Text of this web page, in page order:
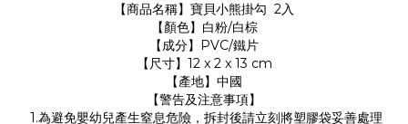
【商品名稱】寶貝小熊掛勾 2入
【顏色】白粉/白棕
【成分】PVC/鐵片
【尺寸】12 x 2 x 13 cm
【產地】中國
【警告及注意事項】
1.為避免嬰幼兒產生窒息危險，拆封後請立刻將塑膠袋妥善處理